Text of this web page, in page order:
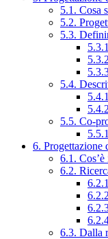
5.1. Cosa
5.2.
5.3.
5.4.
5.5. Co-
6. Progettazione
6.1.
6.2.
6.3. Dalla